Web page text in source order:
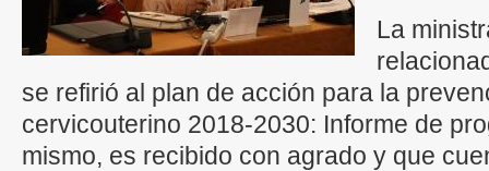
La
se refirió al plan de acción para la
cervicouterino 2018-2030: Informe de
mismo, es recibido con agrado y que